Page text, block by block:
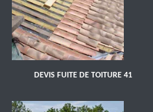
DEVIS FUITE DE TOITURE 41